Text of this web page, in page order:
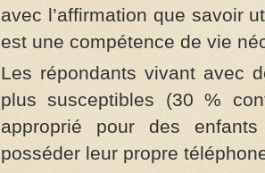
avec l’affirmation que savoir
est une compétence de vie
Les répondants vivant avec
plus susceptibles (30 %
approprié pour des
posséder leur propre